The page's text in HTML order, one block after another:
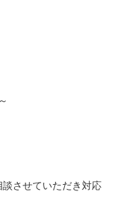
談させていただき対応